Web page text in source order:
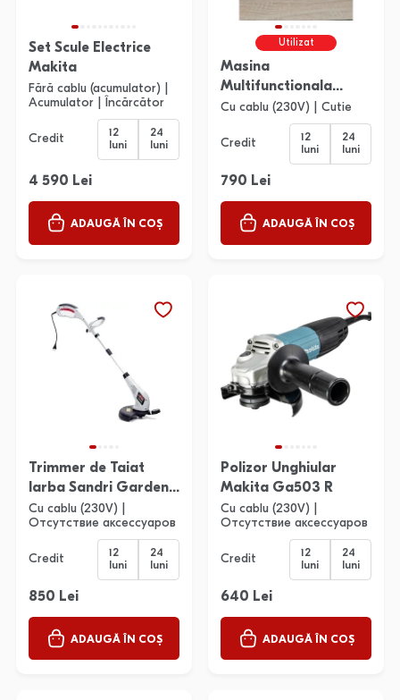
Set Scule Electrice
Makita
Fără cablu (acumulator) |
Acumulator | Încărcător
Credit
12
luni
24
luni
4 590 Lei
ADAUGĂ ÎN COȘ
Utilizat
Masina
Multifunctionala
Bosch Pmf 1800E
Cu cablu (230V) | Cutie
Credit
12
luni
24
luni
790 Lei
ADAUGĂ ÎN COȘ
Trimmer de Taiat
Iarba Sandri Garden
Sg925 Et
Cu cablu (230V) |
Отсутствие аксессуаров
Credit
12
luni
24
luni
850 Lei
ADAUGĂ ÎN COȘ
Polizor Unghiular
Makita Ga503 R
Cu cablu (230V) |
Отсутствие аксессуаров
Credit
12
luni
24
luni
640 Lei
ADAUGĂ ÎN COȘ